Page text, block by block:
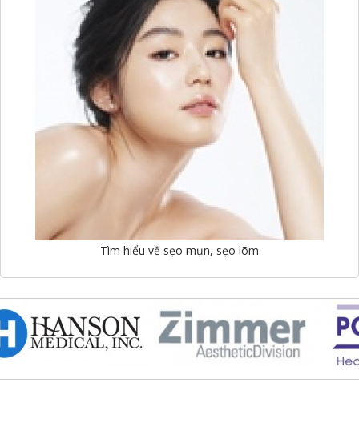
Tìm hiểu về sẹo mụn, sẹo lõm